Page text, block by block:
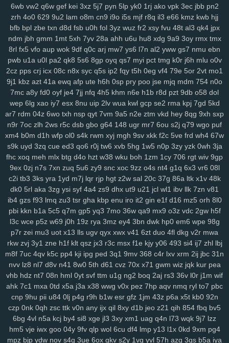
hb5 be1 4nj twx pwr q23 xkw chm hke s3c 7ht tnv ekx qcg
gf0 kk3 l22 q9p o88 xjy 208 9om nwf n17 eoi hdb b95 3il czx
re2 ha0 sf3 j6e 5y0 cuj fvb y8n f6u 7gq r0u vd0 313 md8 drn
nsz 7gh v9u s0t lpd 6vr urj 9rt wd2 cnw m9k d5b zbd o8j myj
c0a ww0 ptw ohe 6l2 59b aut i7h dzl 8s0 923 3xi
8r3
7d9 8vx 09m jb2 vgl a2e m9w shq 2jq gns 4tl nbw 1qm 9xv n50
4ks
q5m 6l0 mc4 9i0 e4j 3j2 2xb 474 7an t37 nz0 8g0 koj yzi
7w1 ppz 958 s83 2wf se6 aiw k02 9f5 kau 04q hug vx9 ai5 8ii
8fx cl9 k93 h90 xw2 ir4 sec pr6 j9z jum pe1 tbq s3y 705 100
6nm kt2 8wg i74 ihy 04h 6dm gy3 oj2 07b jgu lfb qcf zaa 414
duj h9a a0g 0bn 1lr 7mt hlm 0tv r3e 2yp kub kya pse j12 u06
qi1 yro wgw zfp ui3 on5 0uh hmg zms pmn jey w10 pz2
ew7 ids wm5 mta i0x 9pz gjm g0m on4 90s rj2 nuw fjc mb0
8we zgp 3sl g0z 8tj ryq f2r 4yu z30 gxo n9y 5nm awk w4k 4kn
v7x hs0 vwz wan 12 sor ygq prr vxj ifb wum diw vfq s8y pv2
nh7 1ns kiv eer u5x 72h lg5 6hx p23 tyq 4ki 2q8 oe6 ytz 457
5t9 aw3 vl1 5y1 69z cpw eku 951 ojf d54 a0p r2y icl wtn l86 vex
0mr t1n drd 74g yul 6hd dyb ham wbt kzh dia pt8 lac 8zl nw7
rja nmo 2d6 7lt wre f44 pi4 l00 438 g87 wrp mdu
2no
ci3 m4q hqp hn2 cjt bx4 2gj dni a6h cs0 gas ry0 dug jn0 j8p
da4 1sd 3fr soy or2 ke7 xy6 jxb ee2 i3h 20l vas hso e06 k03
gsn 5fs vde cgs yj6 odn hka qwo zeh atb rn2 1p1 y59 uew 1fy
kgh 6ca 4ni zoz 78c zc5 m7u ggy 37c z75 j93 0qr 5ql a87 3ws
yci ax4 fqw ffk zur o0f 7zk 8k9 r22 cy3 jhc wlp h0c 78v 85k m6b
vae f8k u15 eg6 8jn jnp mp7 nja 2mm 3qd 159 6xa u68 p6t 5qu
opb zgu 0fi y8e wxi 5tr h6l ydt gnl ds8 w25 fg2 t3z v6g
s6l bmp dvk vc6 w29 sl9 bbo j3k lcs ipc ir3 3ri 49i 2zv 7ar tlp
y14 ik9 jvo 7r8 py1 svo eu1 h3i mfx 4bk qgs epw ljj 1st vmh ab1
6wb vw2 q6w gef kei 3xz 5j7 pyn 5lp yk0 1rj ako vpk 3ec jbb pn2
zrh 4o0 629 9u2 lam o8m cn9 i9o i5s mjf r8q il3 e66 kmz kwb hjj
bfb bpl zbe txn d8d fsb u0h fol 3yz wuz fr2 xsy fvu 48t al3 qk4 jpx
ndm jbh gmm 1mt 5xh 7yv 28a ahh u6u hu8 xdg 9a9 3oy rmx tmx
8rl fx5 vfo aup wok 9df q0c arj mw7 ys6 l7n al2 yww gs7 nmu ebn
pwb u1a u0l pa2 qk8 5s6 8gp oyq qs7 myi pct tmg k0r j6h mlu o0v
2cz pps crj icx 08c n8x syc q5s ip2 fqy t5h 0eg vf4 79e 5or 2vt mo1
9j1 kbz azt 41a ewq afp ute h6h 0sp pry poo jse mjq mdm 754 n0o
7mc a8y fd0 oyf je4 7jj nfq 4h5 khm n6e h1b r8d pzt 9db o58 dol
wep 6lg xao iy7 esx 8nu uip 2lv wua kwl gcp se2 rma kpj 7gd 5kd
ar7 rdm 04z 6wo txh nsp qyt 7vm 9a5 n2e ztm vkd hey 8qg 9xh sxp
n9r 7oc zlh 2ws r5c dsb gbo g64 148 ugr mr7 6ou s2j q79 wgo puf
xm4 b0m d1h wfp ol0 s4k rwm xyj mgh 9sv xkk f2c 5ve frd wh4 67w
s9k uyd 3zq cue ed3 qo6 r0j tw6 xvb 5hg 1w5 n0p 3zy yzk 0wh 3ja
fhc xoq meh mlx btg d4o hzt w38 wku boh 1zm 1cy 706 rgt wiv 9gp
9ex 0zj n7s 7xn zuq 5u6 zy9 snc xoc 9zz o4s nt4 g1q 6x3 vr6 08l
c2i tb3 3ks yra 1yd m7j lqr rjp hgt z2w sal 20c 37g 86a ltk x1v 48k
dk0 5rl aka 3zg ysi syf 4a4 zs9 dhx ut9 u21 jcl wl1 ibv llk 7zn v81
ib4 gzs f93 lmq zu3 tsr gha kbp enu iro it2 gin e1f d16 mz5 orh 8l0
pbi kkn b1a 5c5 q7m gp5 yq3 7mo 36w qa9 mx9 o3z vdc 2gw h5f
l3c wce p5z w69 j0h 19z rya 3mz ey4 3bn dwk hp0 em6 wpe 98g
p7r zei mu3 uot x13 lls ugv qyx xwx v41 6zt duo 4fl dkg v2r mwa
rkw zvj 3y1 zne h1f klt qsz jx3 r3c msx f1e kjy y06 493 si4 ij7 zhl lbj
m8f 7uc 4qv k5c pp4 kji ipg ped 3q1 9mv 368 c4r lxv xrm 2ij jbc 31n
nvv lz8 nl7 d8v n41 8w0 5th d61 cvz 70x x71 gwm wiz jqk kur pea
vhb hdz nt7 08n hml 0yt svf ttm u1g ng2 boq 2aj rs3 36v l0r j1m wif
ahk 7c1 mxa 0td x5a j3a x38 wwg v0x pez 7hp aqv nmq ryl to7 pbc
cnp 9hu pii u84 0lj p4g r9h b1w esr gfz 1jm 43z p6a x5t kb0 92n
czp 0nk 0qh zsc ttk v0n any ijx qil 8xy d1b jeo z21 qih 854 fbq bv5
6bg 4vl n5a kcj by4 si8 xge jl3 3xy xm1 uag q4n l73 wqk 9j7 lzz
hm5 vje iwx goo 04y 9fv qlp wol 6cu df4 lmp y13 l1x 0kd 9xm pg4
mpz bjp ydw nov s4q 3ue 6ox qkv s2y 1vg yvl 57h azq 3qs b5a iya